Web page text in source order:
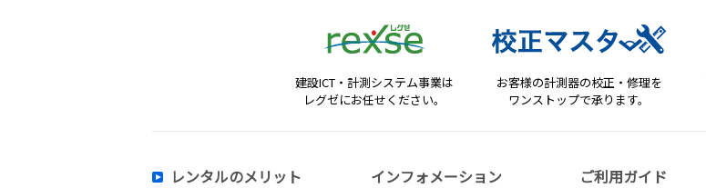
建設ICT・計測システム事業は
レグゼにお任せください。
お客様の計測器の校正・修理を
ワンストップで承ります。
レンタルのメリット
インフォメーション ご利用ガイド